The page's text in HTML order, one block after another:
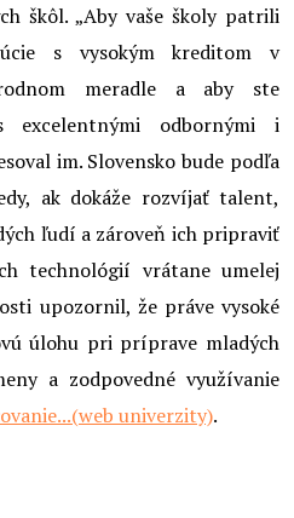
škôl. „Aby vaše školy patrili
s vysokým kreditom v
meradle a aby ste
excelentnými odbornými i
im. Slovensko bude podľa
ak dokáže rozvíjať talent,
ľudí a zároveň ich pripraviť
technológií vrátane umelej
upozornil, že práve vysoké
úlohu pri príprave mladých
a zodpovedné využívanie
univerzity).